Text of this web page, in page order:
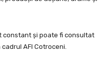
constant și poate fi consultat
AFI Cotroceni.